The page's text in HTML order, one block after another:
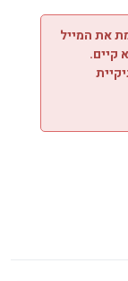
את המייל
קיים.